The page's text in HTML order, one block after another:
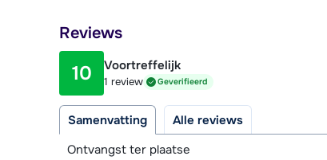
Reviews
10 Voortreffelijk
1 review Geverifieerd
Samenvatting
Alle reviews
Ontvangst ter plaatse